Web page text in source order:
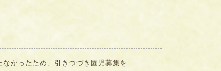
かったため、引きつづき園児募集を...